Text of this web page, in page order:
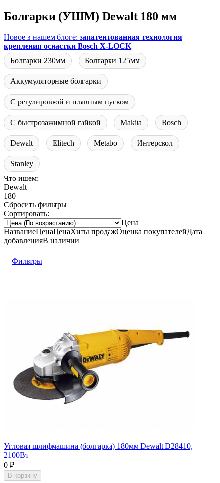
Болгарки (УШМ) Dewalt 180 мм
Новое в нашем блоге: запатентованная технология
крепления оснастки Bosch X-LOCK
Болгарки 230мм
Болгарки 125мм
Аккумуляторные болгарки
С регулировкой и плавным пуском
С быстрозажимной гайкой Makita Bosch
Dewalt Elitech Metabo Интерскол
Stanley
Что ищем:
Dewalt
180
Сбросить фильтры
Сортировать:
Цена
НазваниеЦенаЦенаХиты продажОценка покупателейДата
добавленияВ наличии
Фильтры
Угловая шлифмашина (болгарка) 180мм Dewalt D28410,
2100Вт
0 ₽
В корзину